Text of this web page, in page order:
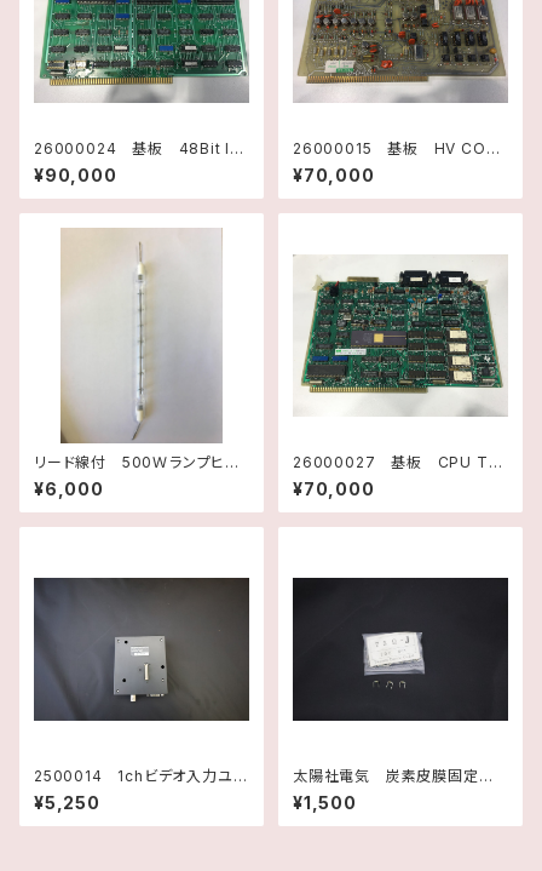
26000024 基板 48Bit I/O
TM990/310 1730047 テキサ
スインスツルメンツ
¥90,000
26000015 基板 HV CON
TROL F3438001 Rev.F
テキサスインスツルメンツ
¥70,000
リード線付 500Ｗランプヒー
ター A16-26899 キャノン
アネルバ
¥6,000
26000027 基板 CPU TM
990/101MA-2 H2177001
テキサスインスツルメンツ
¥70,000
2500014 1chビデオ入力ユニ
ット(VT2用) VT2-V1 KEYE
NCECORPORATION
¥5,250
太陽社電気 炭素皮膜固定抵
抗器 75Ω-J
¥1,500